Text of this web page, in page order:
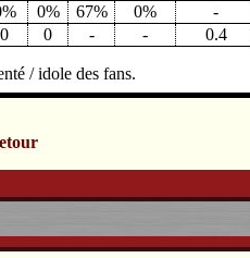
0% 67% 0%
-
0 0 - - 0.4
/ idole des fans.